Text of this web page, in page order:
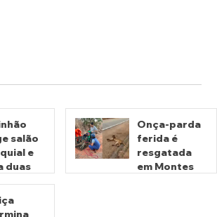
salão
e
duas
em
Onça-parda
ferida é
resgatada
em Montes